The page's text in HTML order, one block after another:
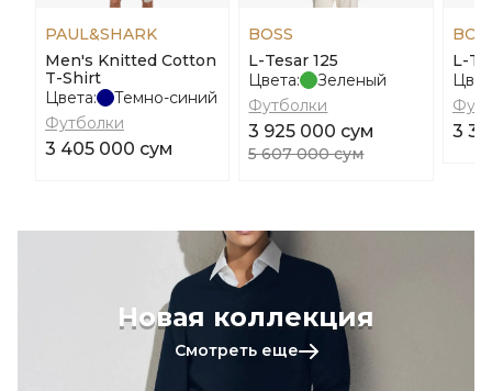
PAUL&SHARK
Men's Knitted Cotton
T-Shirt
Цвета:
Темно-синий
Футболки
3 405 000 сум
BOSS
L-Tesar 125
Цвета:
Зеленый
Футболки
3 925 000 сум
5 607 000 сум
L-
3
Новая коллекция
Смотреть еще